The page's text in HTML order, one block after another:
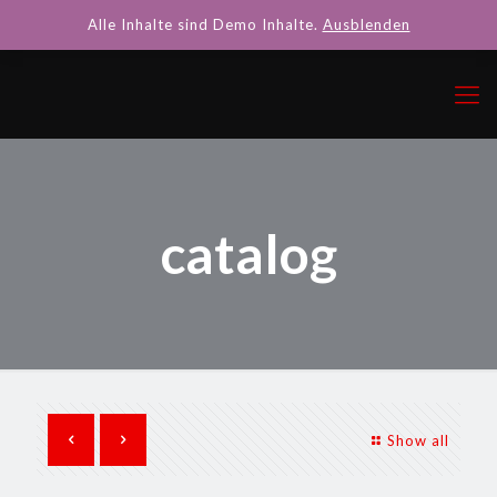
catalog
Show all
Alle Inhalte sind Demo Inhalte. Ausblenden